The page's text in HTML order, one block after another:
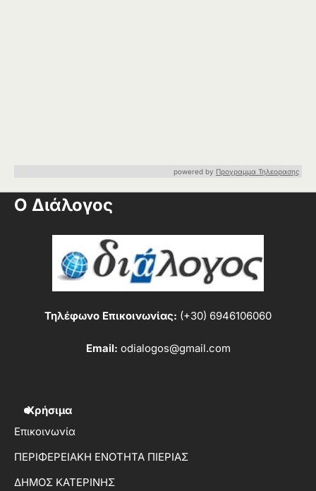
powered by Προγραμμα Τηλεορασης
Ο Διάλογος
Τηλέφωνο Επικοινωνίας: (+30) 6946106060
Email: odialogos@gmail.com
Χρήσιμα
Επικοινωνία
ΠΕΡΙΦΕΡΕΙΑΚΗ ΕΝΟΤΗΤΑ ΠΙΕΡΙΑΣ
ΔΗΜΟΣ ΚΑΤΕΡΙΝΗΣ